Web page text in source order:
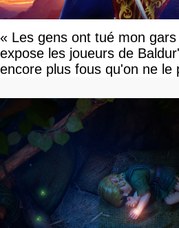
« Les gens ont tué mon
expose les joueurs de
encore plus fous qu'on ne le